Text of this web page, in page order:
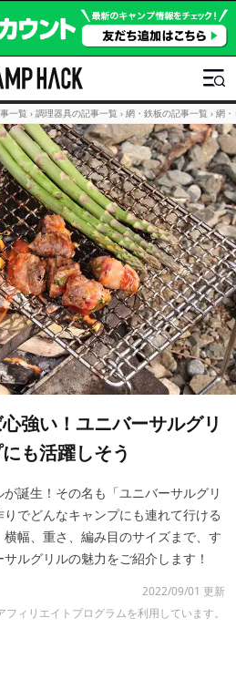
一覧 › 調理器具の記事一覧 › 網・鉄板の記事一覧 › 網
強い！ユニバーサルグリ
も活躍しそう
誕生！その名も「ユニバーサルグリ
でどんなキャンプにも連れて行ける
幅、重さ、編み目のサイズまで、す
ルグリルの魅力をご紹介します！
2022/09/01 更新
フィリエイトプログラムを利用しています。